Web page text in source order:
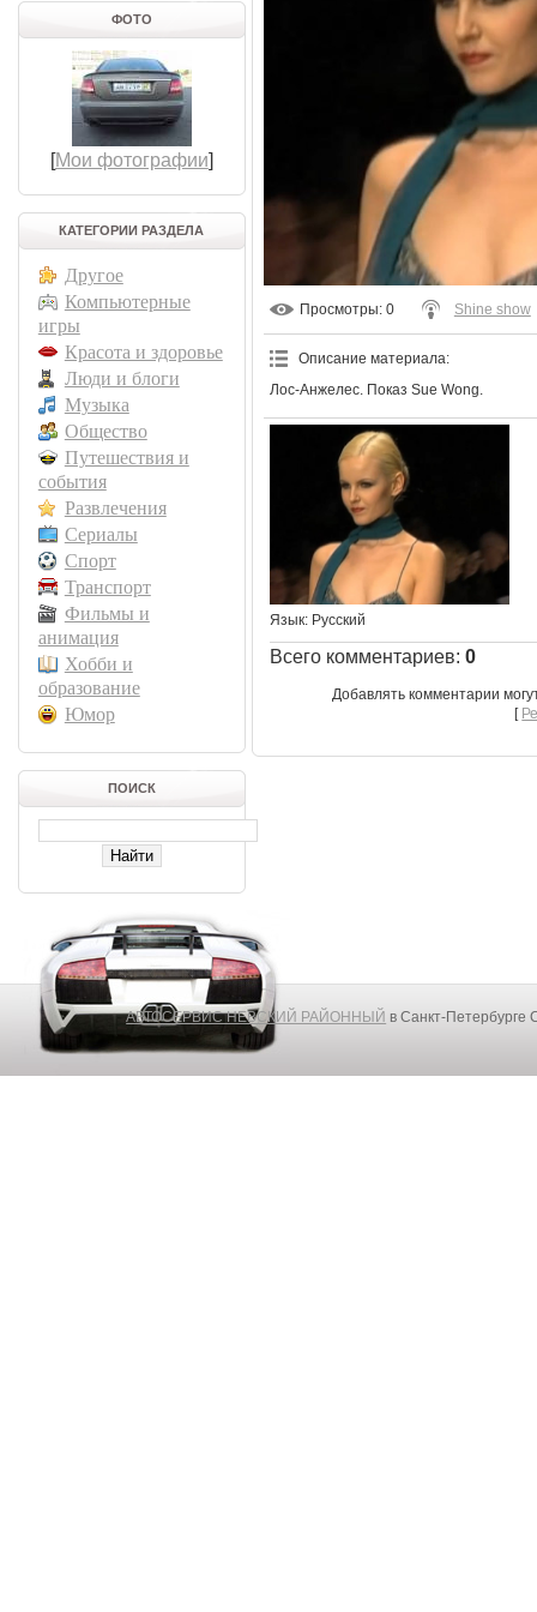
ФОТО
[Мои фотографии]
КАТЕГОРИИ РАЗДЕЛА
Другое
Компьютерные
игры
Красота и здоровье
Люди и блоги
Музыка
Общество
Путешествия и
события
Развлечения
Сериалы
Спорт
Транспорт
Фильмы и
анимация
Хобби и
образование
Юмор
ПОИСК
Просмотры: 0 Shine show
Описание материала:
Лос-Анжелес. Показ Sue Wong.
Язык: Русский
Всего комментариев: 0
Добавлять комментарии
[
АВТОСЕРВИС НЕВСКИЙ РАЙОННЫЙ в Санкт-Петербурге